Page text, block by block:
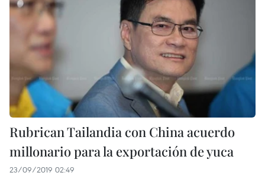
Rubrican Tailandia con China acuerdo
millonario para la exportación de yuca
23/09/2019 02:49